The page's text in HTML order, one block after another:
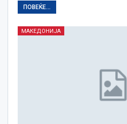
ПОВЕЌЕ...
МАКЕДОНИЈА